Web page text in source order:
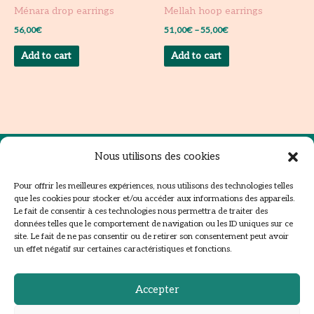
Nous utilisons des cookies
Pour offrir les meilleures expériences, nous utilisons des technologies telles
que les cookies pour stocker et/ou accéder aux informations des appareils.
Le fait de consentir à ces technologies nous permettra de traiter des
données telles que le comportement de navigation ou les ID uniques sur ce
site. Le fait de ne pas consentir ou de retirer son consentement peut avoir
un effet négatif sur certaines caractéristiques et fonctions.
Accepter
Ménara drop earrings
56,00€
Add to cart
be
Mellah hoop earrings
51,00€ – 55,00€
Add to cart
be
SIGN UP TO RECEIVE THE LAST NEWS !
InstagramFacebookPinterest